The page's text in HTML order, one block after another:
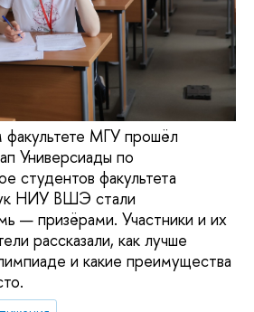
МГУ прошёл
Универсиады по
студентов факультета
НИУ ВШЭ стали
— призёрами. Участники и их
рассказали, как лучше
и какие преимущества